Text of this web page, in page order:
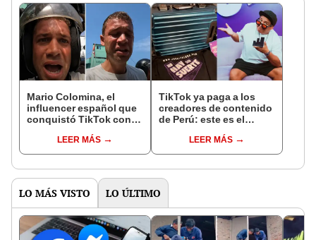
Mario Colomina, el
influencer español que
conquistó TikTok con
"Mi amor nació por la
gastronomía"
LEER MÁS
TikTok ya paga a los
creadores de contenido
de Perú: este es el
llegar a cobrar por 1.000
vistas
LEER MÁS
LO MÁS VISTO LO ÚLTIMO